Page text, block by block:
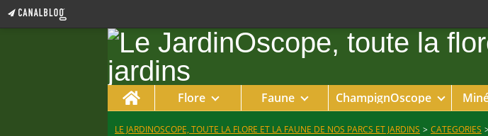
Home Flore Faune ChampignOscope
LE JARDINOSCOPE, TOUTE LA FLORE ET LA FAUNE DE NOS PARCS ET JARDINS > CATEGORIES